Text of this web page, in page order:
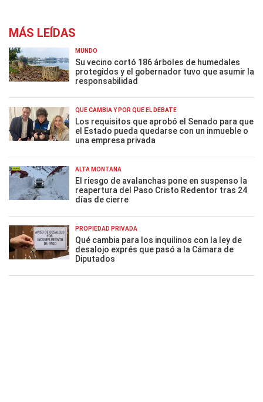
MÁS LEÍDAS
MUNDO
Su vecino cortó 186 árboles de humedales
protegidos y el gobernador tuvo que asumir la
responsabilidad
QUÉ CAMBIA Y POR QUÉ EL DEBATE
Los requisitos que aprobó el Senado para que
el Estado pueda quedarse con un inmueble o
una empresa privada
ALTA MONTAÑA
El riesgo de avalanchas pone en suspenso la
reapertura del Paso Cristo Redentor tras 24
días de cierre
PROPIEDAD PRIVADA
Qué cambia para los inquilinos con la ley de
desalojo exprés que pasó a la Cámara de
Diputados